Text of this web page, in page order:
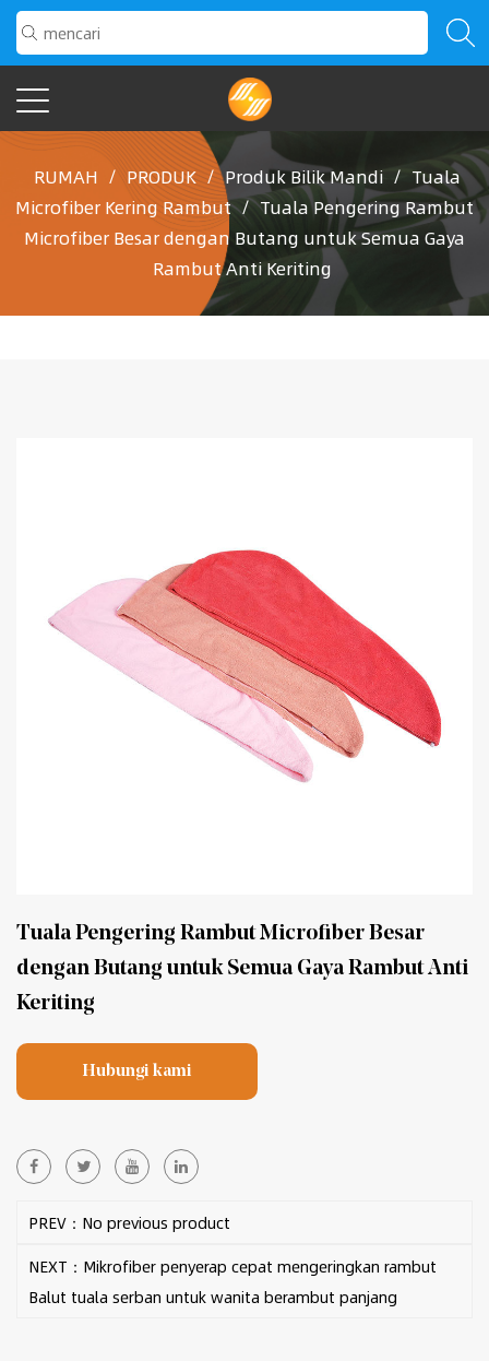
RUMAH / PRODUK / Produk Bilik Mandi / Tuala
Microfiber Kering Rambut / Tuala Pengering Rambut
Microfiber Besar dengan Butang untuk Semua Gaya
Rambut Anti Keriting
Tuala Pengering Rambut Microfiber Besar
dengan Butang untuk Semua Gaya Rambut Anti
Keriting
Hubungi kami
PREV：No previous product
NEXT：Mikrofiber penyerap cepat mengeringkan rambut
Balut tuala serban untuk wanita berambut panjang